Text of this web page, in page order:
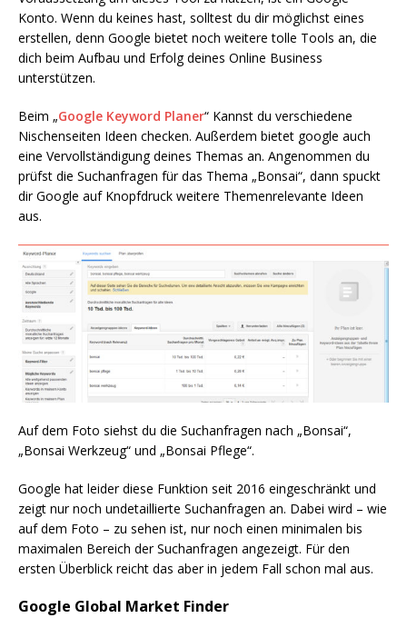
Konto. Wenn du keines hast, solltest du dir möglichst eines
erstellen, denn Google bietet noch weitere tolle Tools an, die
dich beim Aufbau und Erfolg deines Online Business
unterstützen.
Beim „Google Keyword Planer“ Kannst du verschiedene
Nischenseiten Ideen checken. Außerdem bietet google auch
eine Vervollständigung deines Themas an. Angenommen du
prüfst die Suchanfragen für das Thema „Bonsai“, dann spuckt
dir Google auf Knopfdruck weitere Themenrelevante Ideen
aus.
Auf dem Foto siehst du die Suchanfragen nach „Bonsai“,
„Bonsai Werkzeug“ und „Bonsai Pflege“.
Google hat leider diese Funktion seit 2016 eingeschränkt und
zeigt nur noch undetaillierte Suchanfragen an. Dabei wird – wie
auf dem Foto – zu sehen ist, nur noch einen minimalen bis
maximalen Bereich der Suchanfragen angezeigt. Für den
ersten Überblick reicht das aber in jedem Fall schon mal aus.
Google Global Market Finder